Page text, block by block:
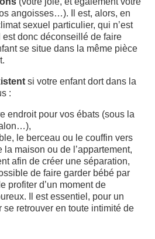
angoisses…). Il est, alors, en
sexuel particulier, qui n’est
est donc déconseillé de faire
se situe dans la même pièce
si votre enfant dort dans la
:
endroit pour vos ébats (sous la
le berceau ou le couffin vers
la maison ou de l’appartement,
afin de créer une séparation,
de faire garder bébé par
profiter d’un moment de
Il est essentiel, pour un
se retrouver en toute intimité de